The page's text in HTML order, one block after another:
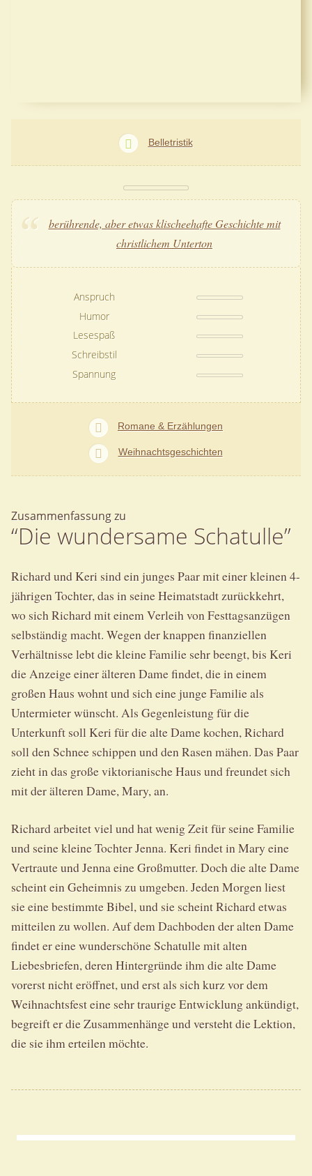
Belletristik
berührende, aber etwas klischeehafte Geschichte mit
christlichem Unterton
Anspruch
Humor
Lesespaß
Schreibstil
Spannung
Romane & Erzählungen
Weihnachtsgeschichten
Zusammenfassung zu
“Die wundersame Schatulle”
Richard und Keri sind ein junges Paar mit einer kleinen 4-
jährigen Tochter, das in seine Heimatstadt zurückkehrt,
wo sich Richard mit einem Verleih von Festtagsanzügen
selbständig macht. Wegen der knappen finanziellen
Verhältnisse lebt die kleine Familie sehr beengt, bis Keri
die Anzeige einer älteren Dame findet, die in einem
großen Haus wohnt und sich eine junge Familie als
Untermieter wünscht. Als Gegenleistung für die
Unterkunft soll Keri für die alte Dame kochen, Richard
soll den Schnee schippen und den Rasen mähen. Das Paar
zieht in das große viktorianische Haus und freundet sich
mit der älteren Dame, Mary, an.
Richard arbeitet viel und hat wenig Zeit für seine Familie
und seine kleine Tochter Jenna. Keri findet in Mary eine
Vertraute und Jenna eine Großmutter. Doch die alte Dame
scheint ein Geheimnis zu umgeben. Jeden Morgen liest
sie eine bestimmte Bibel, und sie scheint Richard etwas
mitteilen zu wollen. Auf dem Dachboden der alten Dame
findet er eine wunderschöne Schatulle mit alten
Liebesbriefen, deren Hintergründe ihm die alte Dame
vorerst nicht eröffnet, und erst als sich kurz vor dem
Weihnachtsfest eine sehr traurige Entwicklung ankündigt,
begreift er die Zusammenhänge und versteht die Lektion,
die sie ihm erteilen möchte.